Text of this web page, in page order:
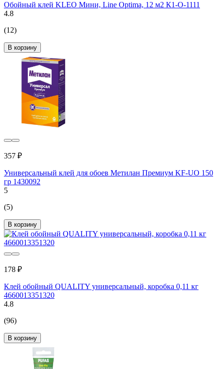
Обойный клей KLEO Мини, Line Optima, 12 м2 К1-О-1111
4.8
(12)
В корзину
357 ₽
Универсальный клей для обоев Метилан Премиум KF-UO 150
гр 1430092
5
(5)
В корзину
178 ₽
Клей обойный QUALITY универсальный, коробка 0,11 кг
4660013351320
4.8
(96)
В корзину